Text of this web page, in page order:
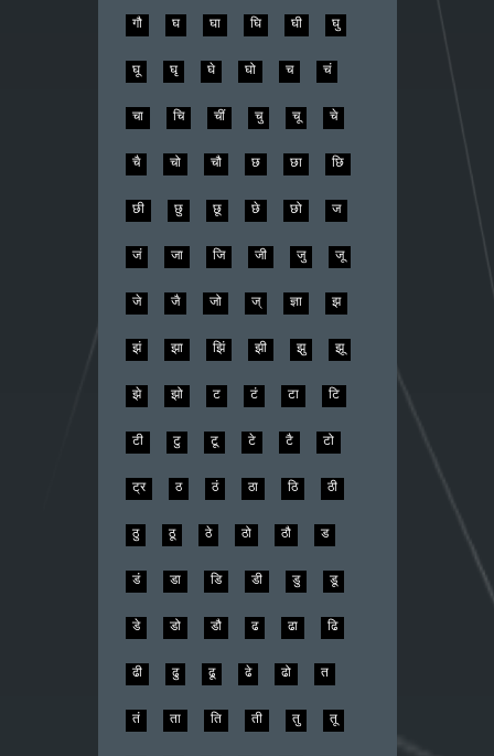
गौ घ घा घि घी घु
घू घृ घे घो च चं
चा चि चीं चु चू चे
चै चो चौ छ छा छि
छी छु छू छे छो ज
जं जा जि जी जु जू
जे जै जो ज् ज्ञा झ
झं झा झिं झी झु झू
झे झो ट टं टा टि
टी टु टू टे टै टो
ट्र ठ ठं ठा ठि ठी
ठु ठू ठे ठो ठौ ड
डं डा डि डी डु डू
डे डो डौ ढ ढा ढि
ढी ढु ढू ढे ढो त
तं ता ति ती तु तू